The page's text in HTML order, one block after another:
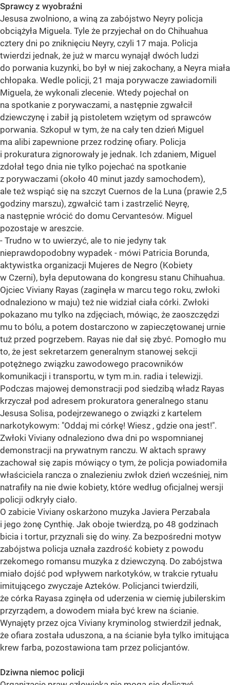
Sprawcy z wyobraźni
Jesusa zwolniono, a winą za zabójstwo Neyry policja
obciążyła Miguela. Tyle że przyjechał on do Chihuahua
cztery dni po zniknięciu Neyry, czyli 17 maja. Policja
twierdzi jednak, że już w marcu wynajął dwóch ludzi
do porwania kuzynki, bo był w niej zakochany, a Neyra miała
chłopaka. Wedle policji, 21 maja porywacze zawiadomili
Miguela, że wykonali zlecenie. Wtedy pojechał on
na spotkanie z porywaczami, a następnie zgwałcił
dziewczynę i zabił ją pistoletem wziętym od sprawców
porwania. Szkopuł w tym, że na cały ten dzień Miguel
ma alibi zapewnione przez rodzinę ofiary. Policja
i prokuratura zignorowały je jednak. Ich zdaniem, Miguel
zdołał tego dnia nie tylko pojechać na spotkanie
z porywaczami (około 40 minut jazdy samochodem),
ale też wspiąć się na szczyt Cuernos de la Luna (prawie 2,5
godziny marszu), zgwałcić tam i zastrzelić Neyrę,
a następnie wrócić do domu Cervantesów. Miguel
pozostaje w areszcie.
- Trudno w to uwierzyć, ale to nie jedyny tak
nieprawdopodobny wypadek - mówi Patricia Borunda,
aktywistka organizacji Mujeres de Negro (Kobiety
w Czerni), była deputowana do kongresu stanu Chihuahua.
Ojciec Viviany Rayas (zaginęła w marcu tego roku, zwłoki
odnaleziono w maju) też nie widział ciała córki. Zwłoki
pokazano mu tylko na zdjęciach, mówiąc, że zaoszczędzi
mu to bólu, a potem dostarczono w zapieczętowanej urnie
tuż przed pogrzebem. Rayas nie dał się zbyć. Pomogło mu
to, że jest sekretarzem generalnym stanowej sekcji
potężnego związku zawodowego pracowników
komunikacji i transportu, w tym m.in. radia i telewizji.
Podczas majowej demonstracji pod siedzibą władz Rayas
krzyczał pod adresem prokuratora generalnego stanu
Jesusa Solisa, podejrzewanego o związki z kartelem
narkotykowym: "Oddaj mi córkę! Wiesz , gdzie ona jest!".
Zwłoki Viviany odnaleziono dwa dni po wspomnianej
demonstracji na prywatnym ranczu. W aktach sprawy
zachował się zapis mówiący o tym, że policja powiadomiła
właściciela rancza o znalezieniu zwłok dzień wcześniej, nim
natrafiły na nie dwie kobiety, które według oficjalnej wersji
policji odkryły ciało.
O zabicie Viviany oskarżono muzyka Javiera Perzabala
i jego żonę Cynthię. Jak oboje twierdzą, po 48 godzinach
bicia i tortur, przyznali się do winy. Za bezpośredni motyw
zabójstwa policja uznała zazdrość kobiety z powodu
rzekomego romansu muzyka z dziewczyną. Do zabójstwa
miało dojść pod wpływem narkotyków, w trakcie rytuału
imitującego zwyczaje Azteków. Policjanci twierdzili,
że córka Rayasa zginęła od uderzenia w ciemię jubilerskim
przyrządem, a dowodem miała być krew na ścianie.
Wynajęty przez ojca Viviany kryminolog stwierdził jednak,
że ofiara została uduszona, a na ścianie była tylko imitująca
krew farba, pozostawiona tam przez policjantów.
Dziwna niemoc policji